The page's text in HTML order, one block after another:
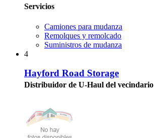
Servicios
Camiones para mudanza
Remolques y remolcado
Suministros de mudanza
4
Hayford Road Storage
Distribuidor de U-Haul del vecindario